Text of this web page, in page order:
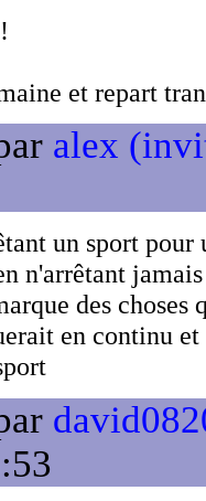
et repart
alex
un sport pour
n'arrêtant jamais
des choses
en continu